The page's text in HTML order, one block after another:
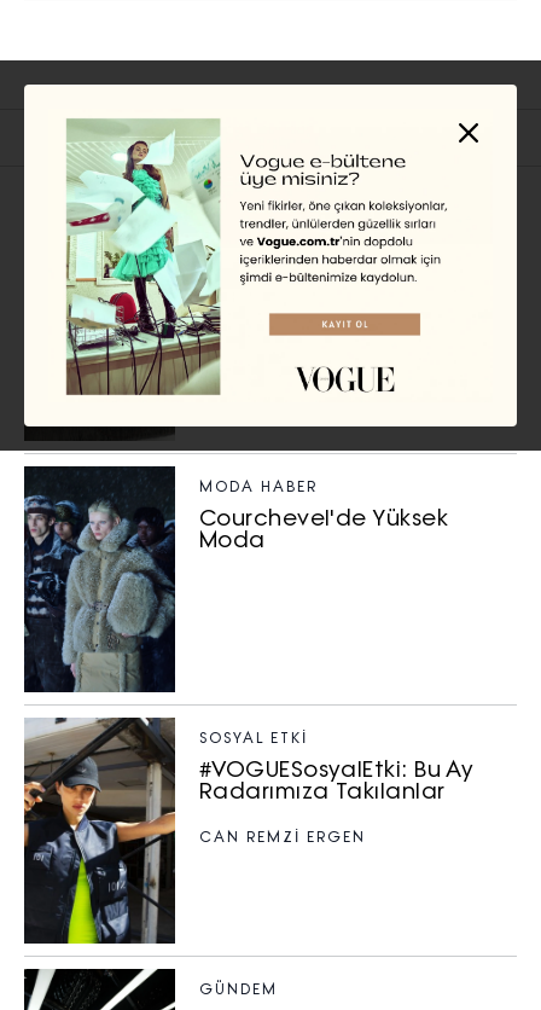
İlgili Başlıklar
MODA HABER
Emma Stone’un Kampanya
Çekimlerinden JW
Anderson’ın Yeni İşbirliğine
Haftanın Moda Haberleri
NILSU ATALA
MODA HABER
Courchevel'de Yüksek
Moda
SOSYAL ETKI
#VOGUESosyalEtki: Bu Ay
Radarımıza Takılanlar
CAN REMZİ ERGEN
GÜNDEM